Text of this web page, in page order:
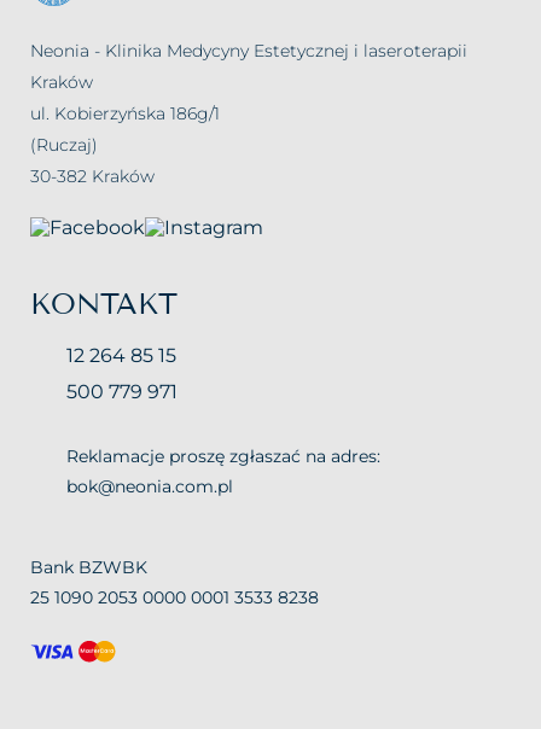
Neonia - Klinika Medycyny Estetycznej i laseroterapii
Kraków
ul. Kobierzyńska 186g/1
(Ruczaj)
30-382 Kraków
KONTAKT
12 264 85 15
500 779 971
Reklamacje proszę zgłaszać na adres:
bok@neonia.com.pl
Bank BZWBK
25 1090 2053 0000 0001 3533 8238